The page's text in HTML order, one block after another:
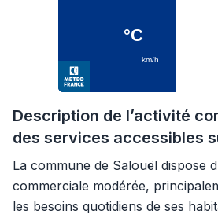
Description de l’activité
des services accessibles
La commune de Salouël dispose
commerciale modérée,
les besoins quotidiens de ses